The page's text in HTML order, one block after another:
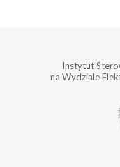
Instytut
na Wydziale